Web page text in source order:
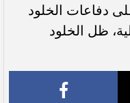
دفاعات الخلود
ظل الخلود